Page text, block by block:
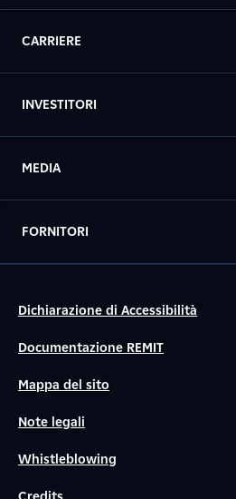
CARRIERE
INVESTITORI
MEDIA
FORNITORI
Dichiarazione di Accessibilità
Documentazione REMIT
Mappa del sito
Note legali
Whistleblowing